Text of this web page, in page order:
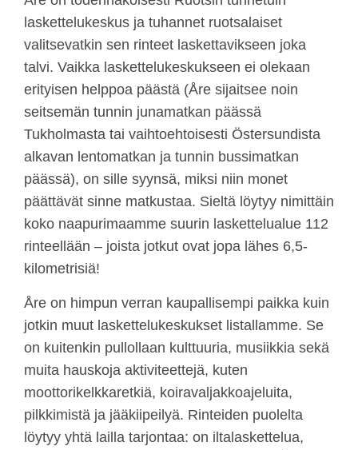
laskettelukeskus ja tuhannet ruotsalaiset
valitsevatkin sen rinteet laskettavikseen joka
talvi. Vaikka laskettelukeskukseen ei olekaan
erityisen helppoa päästä (Åre sijaitsee noin
seitsemän tunnin junamatkan päässä
Tukholmasta tai vaihtoehtoisesti Östersundista
alkavan lentomatkan ja tunnin bussimatkan
päässä), on sille syynsä, miksi niin monet
päättävät sinne matkustaa. Sieltä löytyy nimittäin
koko naapurimaamme suurin laskettelualue 112
rinteellään – joista jotkut ovat jopa lähes 6,5-
kilometrisiä!
Åre on himpun verran kaupallisempi paikka kuin
jotkin muut laskettelukeskukset listallamme. Se
on kuitenkin pullollaan kulttuuria, musiikkia sekä
muita hauskoja aktiviteettejä, kuten
moottorikelkkaretkiä, koiravaljakkoajeluita,
pilkkimistä ja jääkiipeilyä. Rinteiden puolelta
löytyy yhtä lailla tarjontaa: on iltalaskettelua,